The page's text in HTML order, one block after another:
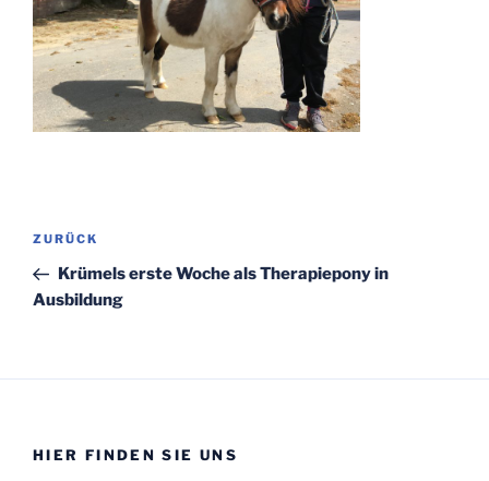
Beitragsnavigation
Vorheriger
Beitrag
ZURÜCK
Krümels erste Woche als Therapiepony in
Ausbildung
HIER FINDEN SIE UNS